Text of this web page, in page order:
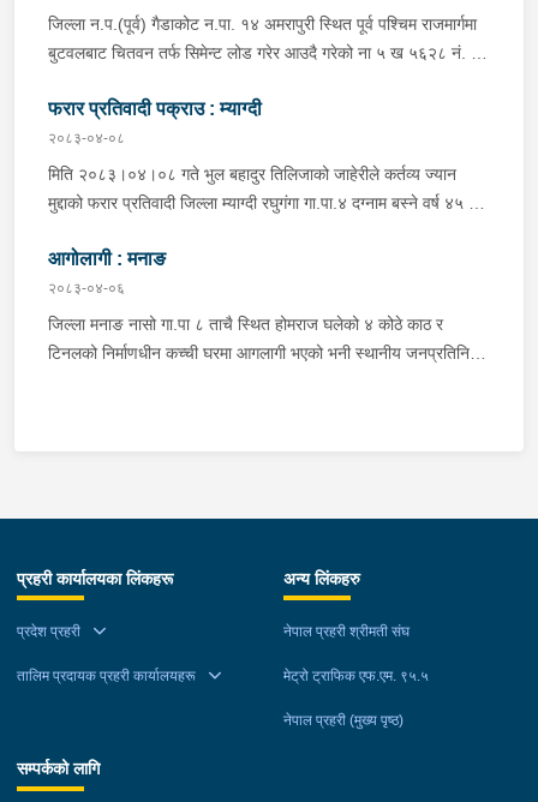
जिल्ला न.प.(पूर्व) गैडाकोट न.पा. १४ अमरापुरी स्थित पूर्व पश्चिम राजमार्गमा
बुटवलबाट चितवन तर्फ सिमेन्ट लोड गरेर आउदै गरेको ना ५ ख ५६२८ नं. को
प ८९४३ नं. को मोटरसाइकल एक आपसमा ठक्कर खाई दुर्घटना हुँदा
मोटरसाइकल चालक जिल्ला मोरङ बिराटनगर म.न.पा. वडा न. १३ बस्ने बर्ष
३० को अभिषेक कुमार पण्डित घाईते भई उपचारको लागी एलआईभ अस्पताल
चितवन पठाएको, मोटरसाइकल,ट्रक र ट्रक चालक जिल्ला न.प.पुर्व देवचुली
लिईएको ।
फरार प्रतिवादी पक्राउ : म्याग्दी
२०८३-०४-०८
मिति २०८३।०४।०८ गते भुल बहादुर तिलिजाको जाहेरीले कर्तव्य ज्यान
मुद्दाको फरार प्रतिवादी जिल्ला म्याग्दी रघुगंगा गा.पा.४ दग्नाम बस्ने वर्ष ४५ को
म्याग्दी आक्रमणमा कारागारबाट फरार भएकोमा सम्मानित जिल्ला अदालत
म्याग्दीको फैसलाले २० बर्ष कैद सजाय तोकिई १९ वर्ष ७ महिना कैद सजाए
भुक्तान गर्न बाँकी रहेको फरार प्रतिवादीलाई निजको वतन देखी ५ कि.मि.
टाढा लेकमा रहेको गोठमा लुकेर बसिरहेको अवस्थामा जि.प्र.का.म्याग्दीबाट
आगोलागी : मनाङ
२०८३-०४-०६
जिल्ला मनाङ नासो गा.पा ८ ताचै स्थित होमराज घलेको ४ कोठे काठ र
टिनलको निर्माणधीन कच्ची घरमा आगलागी भएको भनी स्थानीय जनप्रतिनिधि
प्रहरी कार्यालयका लिंकहरू
प्रदेश प्रहरी
तालिम प्रदायक प्रहरी कार्यालयहरू
अन्य लिंकहरु
नेपाल प्रहरी श्रीमती संघ
मेट्रो ट्राफिक एफ.एम. ९५.५
नेपाल प्रहरी (मुख्य पृष्ठ)
सम्पर्कको लागि